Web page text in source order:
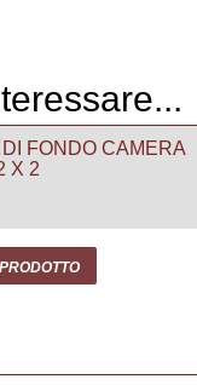
FONDO CAMERA
X 2